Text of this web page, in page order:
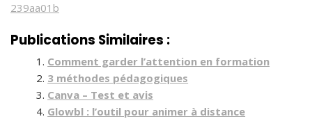
239aa01b
Publications Similaires :
Comment garder l’attention en formation
3 méthodes pédagogiques
Canva – Test et avis
Glowbl : l’outil pour animer à distance